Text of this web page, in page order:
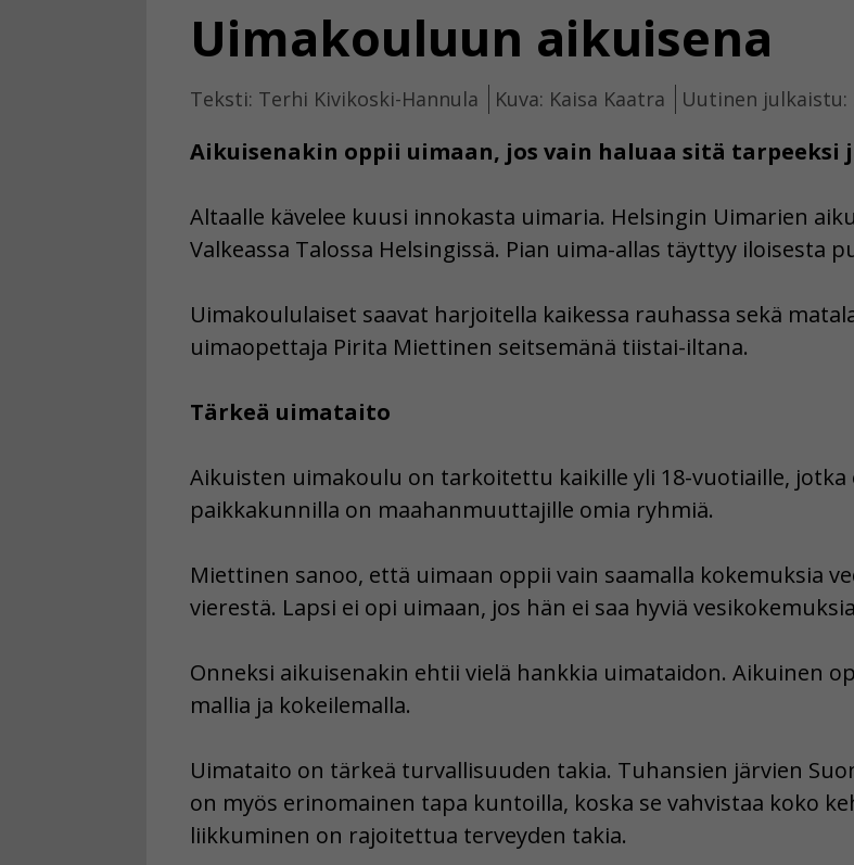
Uimakouluun aikuisena
Teksti: Terhi Kivikoski-Hannula Kuva: Kaisa Kaatra Uutinen julkaistu:
Aikuisenakin oppii uimaan, jos vain haluaa sitä
Altaalle kävelee kuusi innokasta uimaria. Helsingin Uimarien
Valkeassa Talossa Helsingissä. Pian uima-allas täyttyy iloisesta
Uimakoululaiset saavat harjoitella kaikessa rauhassa sekä
uimaopettaja Pirita Miettinen seitsemänä tiistai-iltana.
Tärkeä uimataito
Aikuisten uimakoulu on tarkoitettu kaikille yli 18-vuotiaille, jotka
paikkakunnilla on maahanmuuttajille omia ryhmiä.
Miettinen sanoo, että uimaan oppii vain saamalla kokemuksia
vierestä. Lapsi ei opi uimaan, jos hän ei saa hyviä
Onneksi aikuisenakin ehtii vielä hankkia uimataidon. Aikuinen
mallia ja kokeilemalla.
Uimataito on tärkeä turvallisuuden takia. Tuhansien järvien
on myös erinomainen tapa kuntoilla, koska se vahvistaa koko
liikkuminen on rajoitettua terveyden takia.